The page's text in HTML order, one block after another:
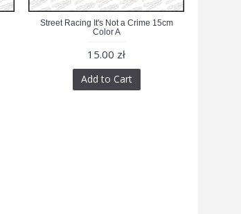
Street Racing It's Not a Crime 15cm
Color A
15.00 zł
Add to Cart